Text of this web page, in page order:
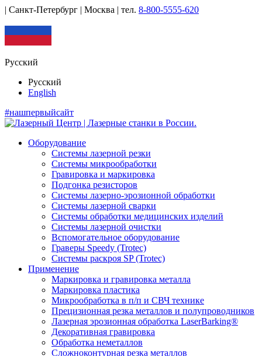
| Санкт-Петербург | Москва | тел. 8-800-5555-620
Русский
Русский
English
#нашпервыйсайт
Оборудование
Системы лазерной резки
Системы микрообработки
Гравировка и маркировка
Подгонка резисторов
Системы лазерно-эрозионной обработки
Системы лазерной сварки
Системы обработки медицинских изделий
Системы лазерной очистки
Вспомогательное оборудование
Граверы Speedy (Trotec)
Системы раскроя SP (Trotec)
Применение
Маркировка и гравировка металла
Маркировка пластика
Микрообработка в п/п и СВЧ технике
Прецизионная резка металлов и полупроводников
Лазерная эрозионная обработка LaserBarking®
Декоративная гравировка
Обработка неметаллов
Сложноконтурная резка металлов